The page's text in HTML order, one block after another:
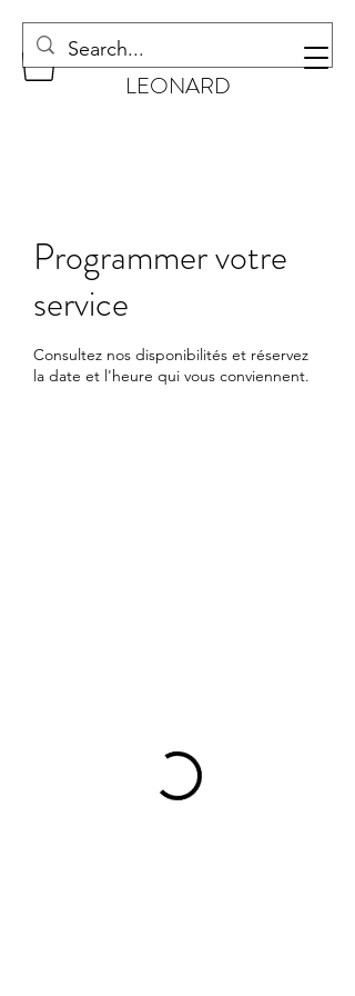
CHAUSSURES
LEONARD
Programmer votre
service
Consultez nos disponibilités et réservez
la date et l'heure qui vous conviennent.